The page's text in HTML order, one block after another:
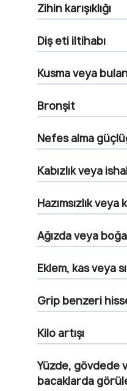
Zihin karışıklığı
Diş eti iltihabı
Kusma veya
Bronşit
Nefes alma
Kabızlık veya
Hazımsızlık veya
Ağızda veya
Eklem, kas veya
Grip benzeri
Kilo artışı
Yüzde, gövdede
bacaklarda